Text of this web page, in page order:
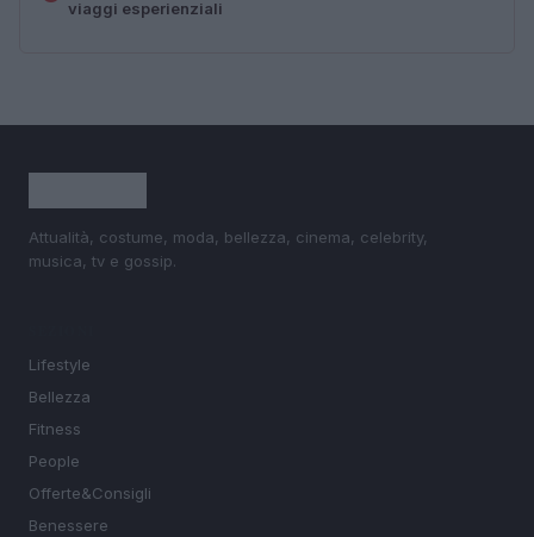
viaggi esperienziali
Attualità, costume, moda, bellezza, cinema, celebrity,
musica, tv e gossip.
Lifestyle
Bellezza
Fitness
People
Offerte&Consigli
Benessere